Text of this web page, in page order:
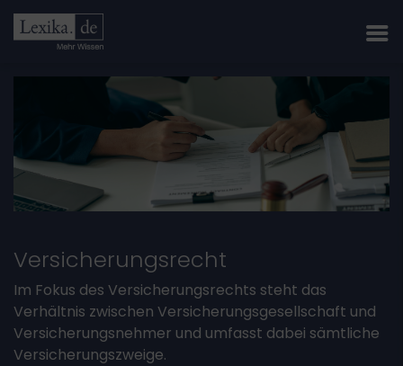
Versicherungsrecht
Im Fokus des Versicherungsrechts steht das
Verhältnis zwischen Versicherungsgesellschaft und
Versicherungsnehmer und umfasst dabei sämtliche
Versicherungszweige.